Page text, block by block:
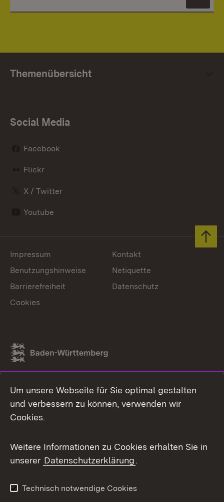
Themenübersicht
Social Media
Facebook
Flickr
X / Twitter
Youtube
Link zum Landesportal
Impressum
Kontakt
Benutzungshinweise
Netiquette
Barrierefreiheit
Datenschutz
Cookies
Um unsere Webseite für Sie optimal gestalten
und verbessern zu können, verwenden wir
Cookies.
Weitere Informationen zu Cookies erhalten Sie in
unserer Datenschutzerklärung.
Technisch notwendige Cookies